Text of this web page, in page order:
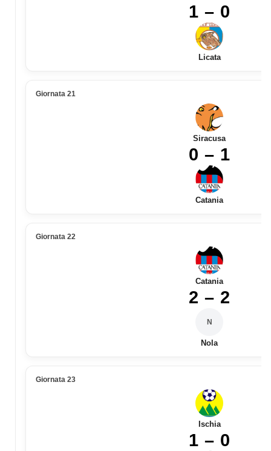
1 – 0
Licata
Giornata 21
Siracusa
0 – 1
Catania
Giornata 22
Catania
2 – 2
N
Nola
Giornata 23
Ischia
1 – 0